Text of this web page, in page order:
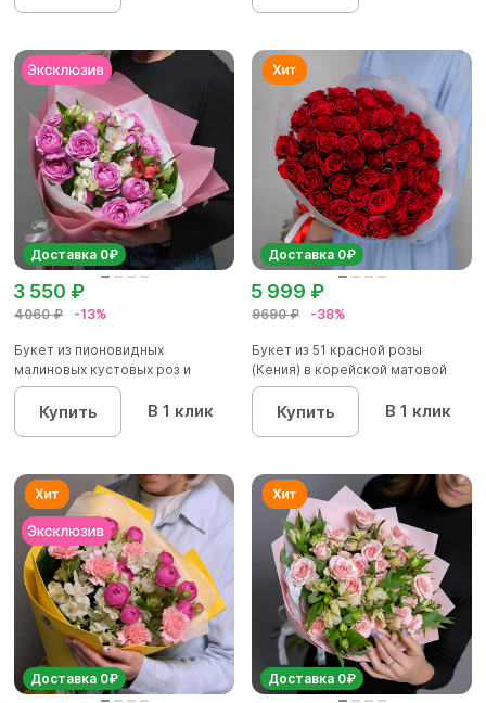
Доставка 0₽
4060 ₽ -13%
3 550 ₽
Букет из пионовидных
малиновых кустовых роз и
альстроме...
Купить В 1 клик
Доставка 0₽
9690 ₽ -38%
5 999 ₽
Букет из 51 красной розы
(Кения) в корейской матовой
уп...
Купить В 1 клик
Доставка 0₽ Доставка 0₽